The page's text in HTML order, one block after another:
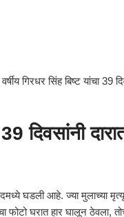
गिरधर सिंह बिष्ट यांचा 39
दारात
घडली आहे. ज्या मुलाच्या
फोटो घरात हार घालून